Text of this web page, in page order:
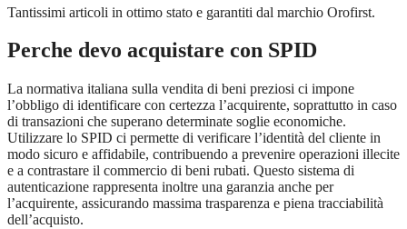
Tantissimi articoli in ottimo stato e garantiti dal marchio Orofirst.
Perche devo acquistare con SPID
La normativa italiana sulla vendita di beni preziosi ci impone
l’obbligo di identificare con certezza l’acquirente, soprattutto in caso
di transazioni che superano determinate soglie economiche.
Utilizzare lo SPID ci permette di verificare l’identità del cliente in
modo sicuro e affidabile, contribuendo a prevenire operazioni illecite
e a contrastare il commercio di beni rubati. Questo sistema di
autenticazione rappresenta inoltre una garanzia anche per
l’acquirente, assicurando massima trasparenza e piena tracciabilità
dell’acquisto.